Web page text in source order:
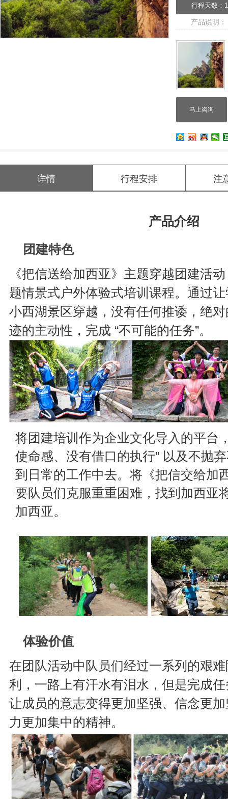
行程天数：
产品说明：
马上咨询
详情 行程安排 注
产品介绍
团建特色
《把信送给加西亚》主题穿越团建活
题情景式户外体验式培训课程。通过
小西湖景区穿越，没有任何推诿，绝
迹的主动性，完成 “不可能的任务”。
将团建培训作为企业文化导入的平台
使命感、没有借口的执行” 以及不抛
到日常的工作中去。将《把信交给加
要队员们克服重重困难，找到加西亚
加西亚。
体验价值
在团队活动中队员们经过一系列的艰
利，一路上有汗水有泪水，但是完成
让成员的意志变得更加坚强、信念更
力更加集中的精神。